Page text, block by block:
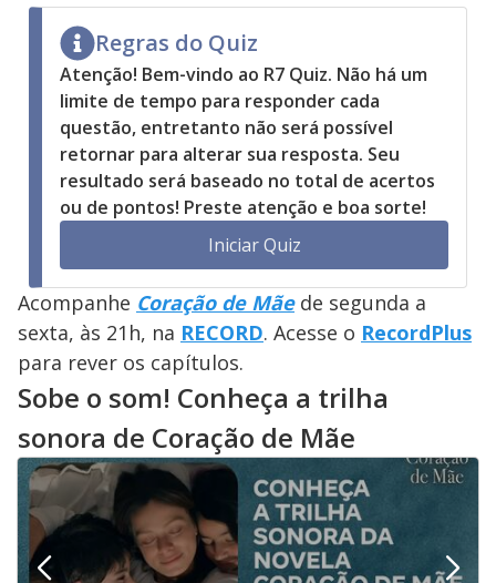
Regras do Quiz
Atenção! Bem-vindo ao R7 Quiz. Não há um
limite de tempo para responder cada
questão, entretanto não será possível
retornar para alterar sua resposta. Seu
resultado será baseado no total de acertos
ou de pontos! Preste atenção e boa sorte!
Iniciar Quiz
Acompanhe Coração de Mãede segunda a
sexta, às 21h, na RECORD. Acesse o RecordPlus
para rever os capítulos.
Sobe o som! Conheça a trilha
sonora de Coração de Mãe